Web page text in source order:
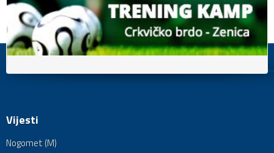
Vijesti
Nogomet (M)